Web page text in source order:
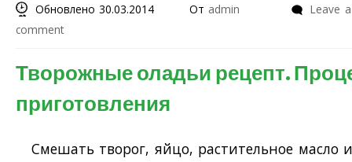
Обновлено 30.03.2014 От admin
Leave a
comment
Творожные оладьи рецепт.
приготовления
Смешать творог, яйцо, растительное масло и